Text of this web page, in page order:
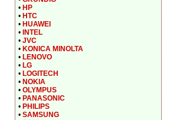
• HP
• HTC
• HUAWEI
• INTEL
• JVC
• KONICA MINOLTA
• LENOVO
• LG
• LOGITECH
• NOKIA
• OLYMPUS
• PANASONIC
• PHILIPS
• SAMSUNG